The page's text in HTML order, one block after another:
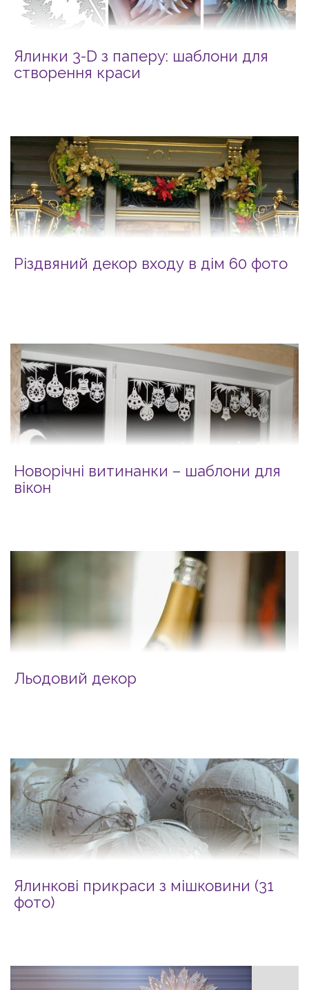
Ялинки 3-D з паперу: шаблони для
створення краси
Різдвяний декор входу в дім 60 фото
Новорічні витинанки – шаблони для
вікон
Льодовий декор
Ялинкові прикраси з мішковини (31
фото)